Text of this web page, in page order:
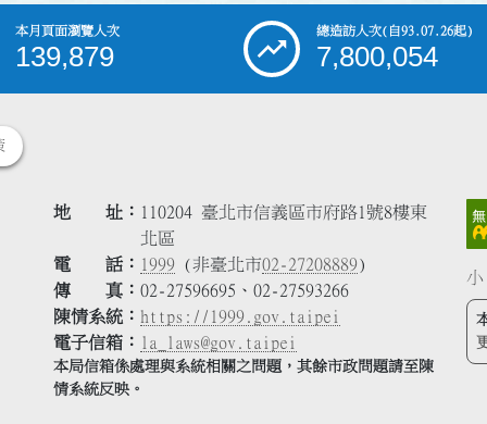
本月頁面瀏覽人次
139,879
總造訪人次(自93.07.26起)
7,800,054
地 址
110204 臺北市信義區市府路1號8樓東
北區
電 話
1999 (非臺北市02-27208889)
傳 真
02-27596695、02-27593266
陳情系統
https://1999.gov.taipei
電子信箱
la_laws@gov.taipei
本局信箱係處理與系統相關之問題，其餘市政問題請至陳
情系統反映。
小